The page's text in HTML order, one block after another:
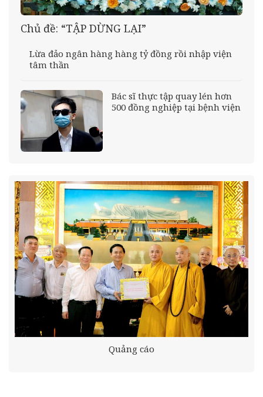
Chủ đề: “TẬP DỪNG LẠI”
Lừa đảo ngân hàng hàng tỷ đồng rồi nhập viện
tâm thần
Bác sĩ thực tập quay lén hơn
500 đồng nghiệp tại bệnh viện
Quảng cáo